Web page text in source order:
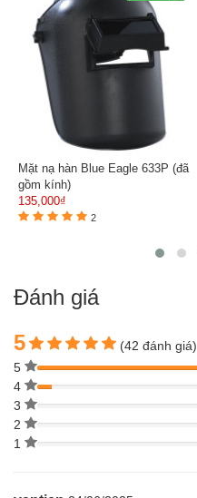
Mặt nạ hàn Blue Eagle 633P (đã
gồm kính)
135,000₫
2
Đánh giá
5
(42 đánh giá)
5
4
3
2
1